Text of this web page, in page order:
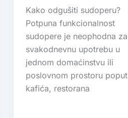
Kako odgušiti sudoperu?
Potpuna funkcionalnost
sudopere je neophodna za
svakodnevnu upotrebu u
jednom domaćinstvu ili
poslovnom prostoru poput
kafića, restorana